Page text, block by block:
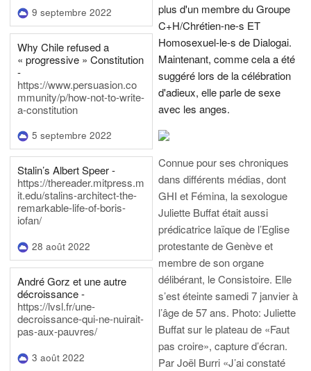
9 septembre 2022
Why Chile refused a
« progressive » Constitution
-
https://www.persuasion.co
mmunity/p/how-not-to-write-
a-constitution
5 septembre 2022
Stalin’s Albert Speer -
https://thereader.mitpress.m
it.edu/stalins-architect-the-
remarkable-life-of-boris-
iofan/
28 août 2022
André Gorz et une autre
décroissance -
https://lvsl.fr/une-
decroissance-qui-ne-nuirait-
pas-aux-pauvres/
3 août 2022
plus d'un membre du Groupe
C+H/Chrétien-ne-s ET
Homosexuel-le-s de Dialogai.
Maintenant, comme cela a été
suggéré lors de la célébration
d'adieux, elle parle de sexe
avec les anges.
Connue pour ses chroniques
dans différents médias, dont
GHI et Fémina, la sexologue
Juliette Buffat était aussi
prédicatrice laïque de l’Eglise
protestante de Genève et
membre de son organe
délibérant, le Consistoire. Elle
s’est éteinte samedi 7 janvier à
l’âge de 57 ans. Photo: Juliette
Buffat sur le plateau de «Faut
pas croire», capture d’écran.
Par Joël Burri «J’ai constaté